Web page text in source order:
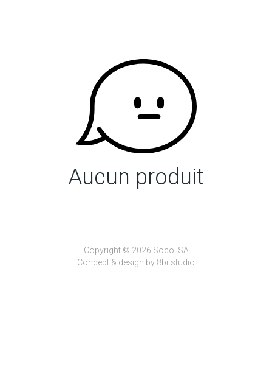
Aucun produit
Copyright © 2026 Socol SA
Concept & design by 8bitstudio